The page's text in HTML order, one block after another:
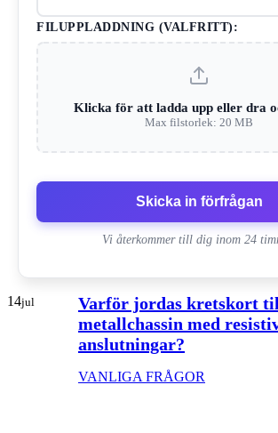
FILUPPLADDNING (VALFRITT):
Klicka för att ladda upp eller dra
Max filstorlek: 20 MB
Skicka in förfrågan
Vi återkommer till dig inom 24
14jul
Varför jordas kretskort
metallchassin med
anslutningar?
VANLIGA FRÅGOR